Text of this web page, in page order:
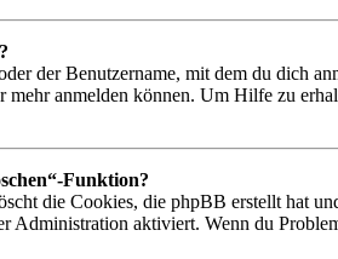
der Benutzername, mit dem du dich
mehr anmelden können. Um Hilfe zu
Funktion?
die Cookies, die phpBB erstellt hat
Administration aktiviert. Wenn du